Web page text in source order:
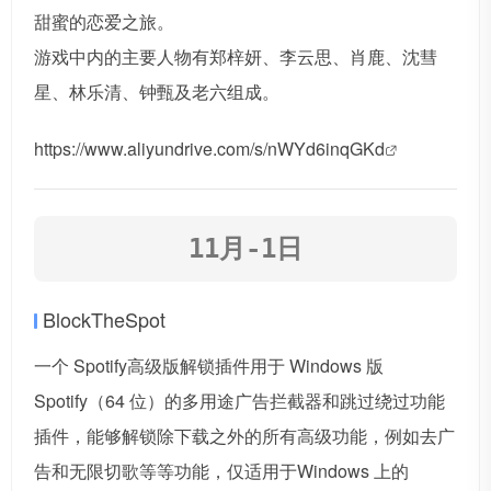
甜蜜的恋爱之旅。
游戏中内的主要人物有郑梓妍、李云思、肖鹿、沈彗
星、林乐清、钟甄及老六组成。
https://www.aliyundrive.com/s/nWYd6inqGKd
11月-1日
BlockTheSpot
一个 Spotify高级版解锁插件用于 Windows 版
Spotify（64 位）的多用途广告拦截器和跳过绕过功能
插件，能够解锁除下载之外的所有高级功能，例如去广
告和无限切歌等等功能，仅适用于Windows 上的